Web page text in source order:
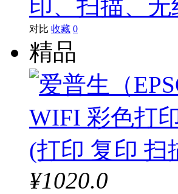
印、扫描、无
对比 收藏 0
精品
¥1020.0